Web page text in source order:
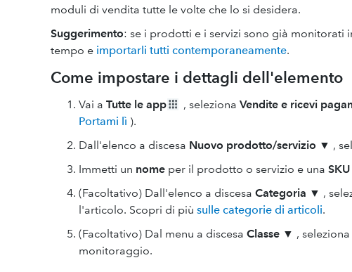
moduli di vendita tutte le volte che lo si desidera.
Suggerimento: se i prodotti e i servizi sono già
tempo e importarli tutti contemporaneamente.
Come impostare i dettagli dell'elemento
Vai a Tutte le app , seleziona Vendite e ricevi
Portami lì ).
Dall'elenco a discesa Nuovo prodotto/servizio ▼ ,
Immetti un nome per il prodotto o servizio e una SKU
(Facoltativo) Dall'elenco a discesa Categoria ▼ ,
l'articolo. Scopri di più sulle categorie di articoli.
(Facoltativo) Dal menu a discesa Classe ▼ ,
monitoraggio.